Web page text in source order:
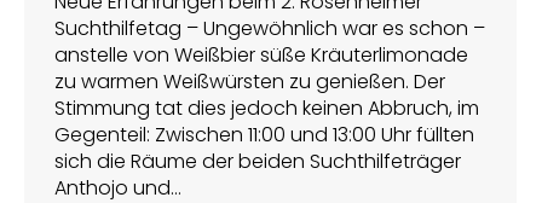
Suchthilfetag – Ungewöhnlich war es schon –
anstelle von Weißbier süße Kräuterlimonade
zu warmen Weißwürsten zu genießen. Der
Stimmung tat dies jedoch keinen Abbruch, im
Gegenteil: Zwischen 11:00 und 13:00 Uhr füllten
sich die Räume der beiden Suchthilfeträger
Anthojo und…